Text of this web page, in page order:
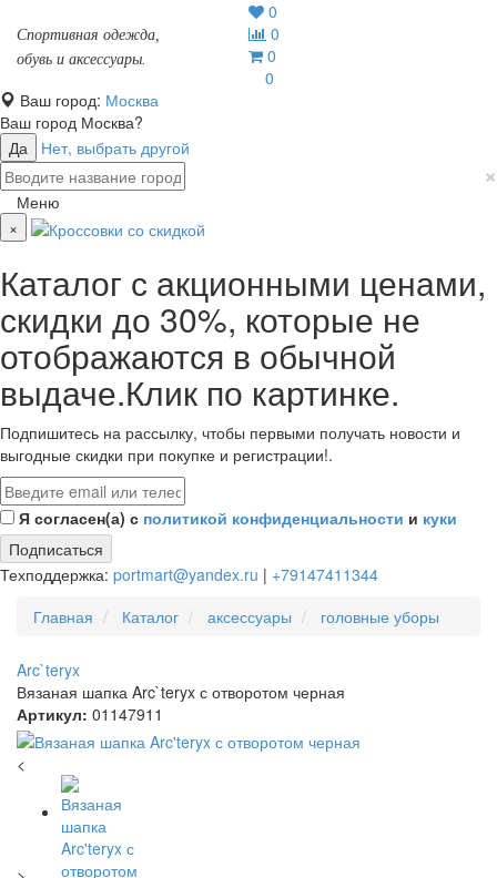
Спортивная одежда,
обувь и аксессуары.
0
0
0
0
Ваш город: Москва
Ваш город Москва?
Да
Нет, выбрать другой
×
Меню
×
Каталог с акционными ценами,
скидки до 30%, которые не
отображаются в обычной
выдаче.Клик по картинке.
Подпишитесь на рассылку, чтобы первыми получать новости и
выгодные скидки при покупке и регистрации!.
Я согласен(а) с политикой конфиденциальности и куки
Подписаться
Техподдержка: portmart@yandex.ru | +79147411344
Главная
Каталог аксессуары головные уборы
Arc`teryx
Вязаная шапка Arc`teryx с отворотом черная
Артикул: 01147911
<